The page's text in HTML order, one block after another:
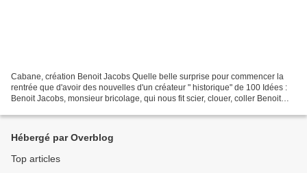
Cabane, création Benoit Jacobs Quelle belle surprise pour commencer la
rentrée que d'avoir des nouvelles d'un créateur " historique" de 100 Idées :
Benoit Jacobs, monsieur bricolage, qui nous fit scier, clouer, coller Benoit
Hébergé par Overblog
Top articles